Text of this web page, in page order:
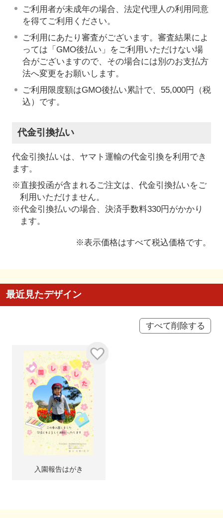
ご利用者が未成年の場合、法定代理人の利用同意
を得てご利用ください。
ご利用にあたり審査がございます。審査結果によ
っては「GMO後払い」をご利用いただけない場
合がございますので、その場合には別のお支払方
法へ変更をお願いします。
ご利用限度額はGMO後払い累計で、55,000円（税
込）です。
代金引換払い
代金引換払いは、ヤマト運輸の代金引換を利用でき
ます。
※直接投函が含まれるご注文は、代金引換払いをご
利用いただけません。
※代金引換払いの場合、決済手数料330円がかかり
ます。
※表示価格はすべて税込価格です。
最近見たデザイン
すべて削除する
入園報告はがき